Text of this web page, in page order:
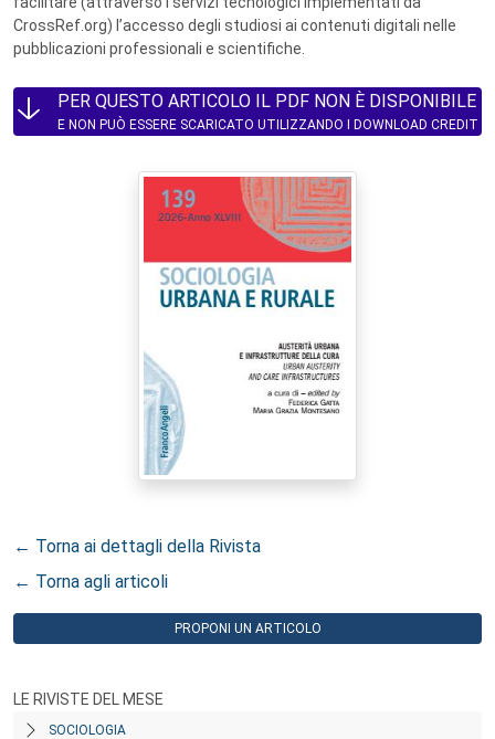
CrossRef.org) l’accesso degli studiosi ai contenuti digitali nelle
pubblicazioni professionali e scientifiche.
PER QUESTO ARTICOLO IL PDF NON È DISPONIBILE
E NON PUÒ ESSERE SCARICATO UTILIZZANDO I DOWNLOAD CREDIT
← Torna ai dettagli della Rivista
← Torna agli articoli
PROPONI UN ARTICOLO
LE RIVISTE DEL MESE
SOCIOLOGIA